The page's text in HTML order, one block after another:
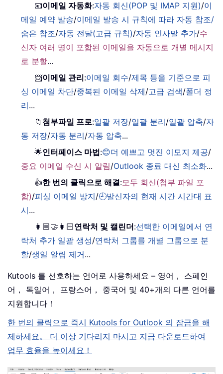
📧이메일 자동화:자동 회신(POP 및 IMAP 지원)/이
메일 예약 발송/이메일 발송 시 규칙에 따라 자동 참조/
숨은 참조/자동 전달(고급 규칙)/자동 인사말 추가/수
신자 여러 명이 포함된 이메일을 자동으로 개별 메시지
로 분할...
📨이메일 관리:이메일 회수/제목 등을 기준으로 피
싱 이메일 차단/중복된 이메일 삭제/고급 검색/폴더 정
리...
📁 첨부파일 프로:일괄 저장/일괄 분리/일괄 압축/자
동 저장/자동 분리/자동 압축...
🌟인터페이스 마법:😊더 예쁘고 멋진 이모지 제공/
중요 이메일 수신 시 알림/Outlook 종료 대신 최소화...
👍한 번의 클릭으로 해결:모두 회신(첨부 파일 포
함)/피싱 이메일 방지/🕘발신자의 현재 시간 시간대 표
시...
👩🏼‍🤝‍👩🏻연락처 및 캘린더:선택한 이메일에서 연
락처 추가 일괄 생성/연락처 그룹를 개별 그룹으로 분
할/생일 알림 제거...
Kutools 를 선호하는 언어로 사용하세요 – 영어， 스페인
어， 독일어， 프랑스어， 중국어 및 40+개의 다른 언어를
지원합니다！
한 번의 클릭으로 즉시 Kutools for Outlook 의 잠금을 해
제하세요。 더 이상 기다리지 마시고 지금 다운로드하여
업무 효율을 높이세요！